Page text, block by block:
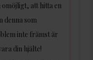
att hitta en
denna som
inte främst är
din hjälte!